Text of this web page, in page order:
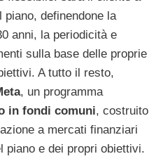
definendone la
anni, la periodicità e
sulla base delle proprie
A tutto il resto,
, un programma
in fondi comuni, costruito
a mercati finanziari
piano e dei propri obiettivi.